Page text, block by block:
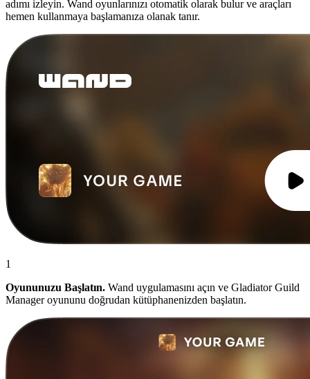
adımı izleyin. Wand oyunlarınızı otomatik olarak bulur ve araçları
hemen kullanmaya başlamanıza olanak tanır.
1
Oyununuzu Başlatın. Wand uygulamasını açın ve Gladiator Guild
Manager oyununu doğrudan kütüphanenizden başlatın.